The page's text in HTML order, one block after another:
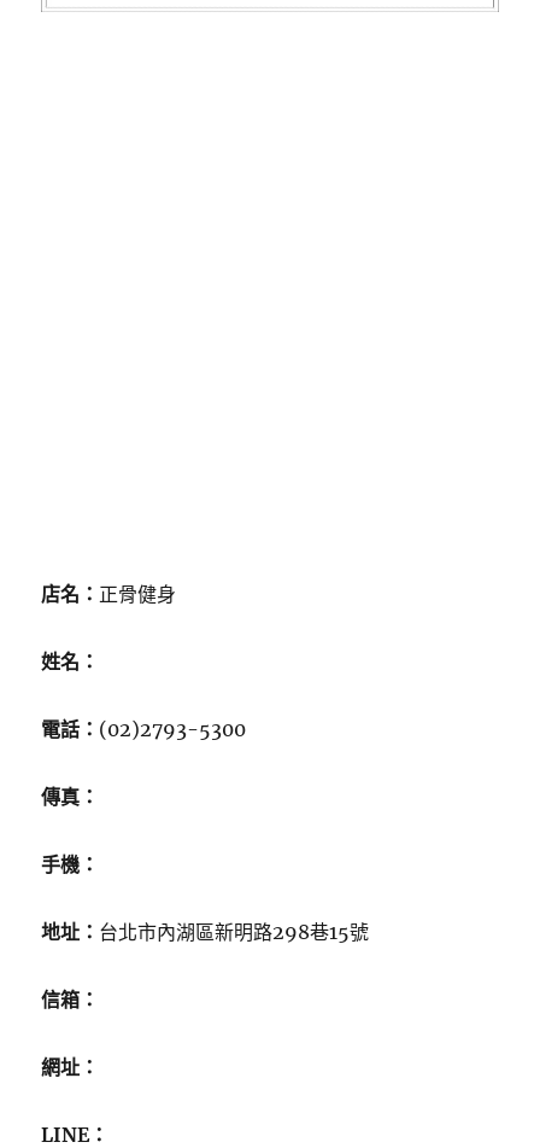
店名： 正骨健身
姓名：
電話： (02)2793-5300
傳真：
手機：
地址： 台北市內湖區新明路298巷15號
信箱：
網址：
LINE：